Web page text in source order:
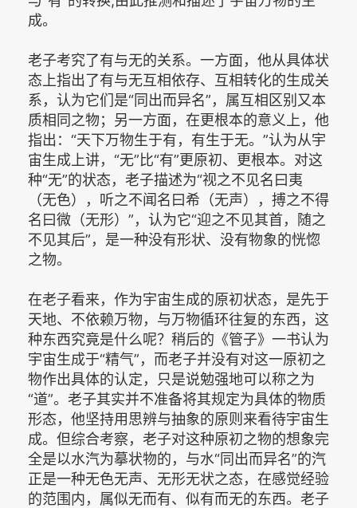
成。
老子考究了有与无的关系。一方面，他从具体状
态上指出了有与无互相依存、互相转化的生成关
系，认为它们是“同出而异名”，属互相区别又本
质相同之物；另一方面，在更根本的意义上，他
指出：“天下万物生于有，有生于无。”认为从宇
宙生成上讲，“无”比“有”更原初、更根本。对这
种“无”的状态，老子描述为“视之不见名曰夷
（无色），听之不闻名曰希（无声），搏之不得
名曰微（无形）”，认为它“迎之不见其首，随之
不见其后”，是一种没有形状、没有物象的恍惚
之物。
在老子看来，作为宇宙生成的原初状态，是先于
天地、不依赖万物，与万物循环往复的东西，这
种东西究竟是什么呢？稍后的《管子》一书认为
宇宙生成于“精气”，而老子并没有对这一原初之
物作出具体的认定，只是说勉强地可以称之为
“道”。老子其实并不准备将其规定为具体的物质
形态，他坚持用思辨与抽象的原则来看待宇宙生
成。但综合考察，老子对这种原初之物的想象完
全是以水汽为摹状物的，与水“同出而异名”的汽
正是一种无色无声、无形无状之态，在感觉经验
的范围内，属似无而有、似有而无的东西。老子